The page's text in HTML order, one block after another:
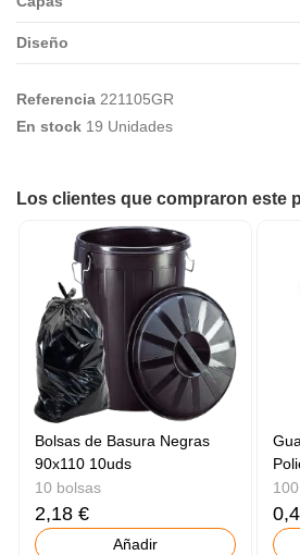
Diseño
Referencia 221105GR
En stock 19 Unidades
Los clientes que compraron este
Bolsas de Basura Negras
90x110 10uds
10 bolsas
2,18 €
Añadir